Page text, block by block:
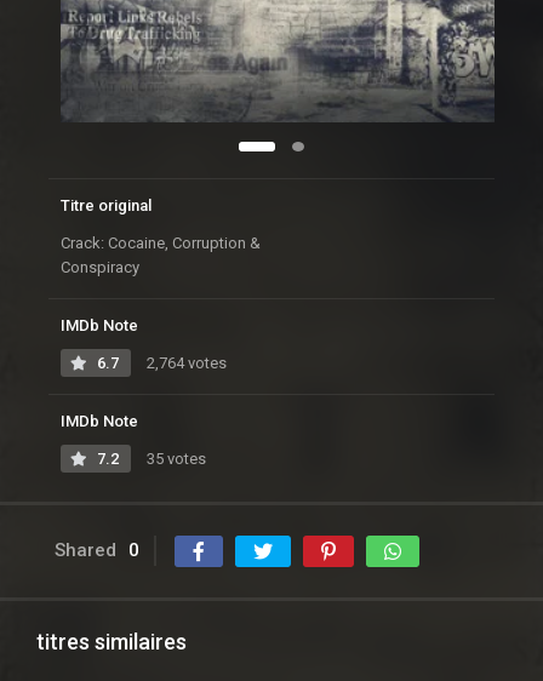
Titre original
Crack: Cocaine, Corruption &
Conspiracy
IMDb Note
6.7 2,764 votes
IMDb Note
7.2 35 votes
Shared 0
titres similaires